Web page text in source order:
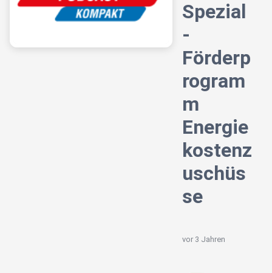
Spezial
-
Förderp
rogram
m
Energie
kostenz
uschüs
se
vor 3 Jahren